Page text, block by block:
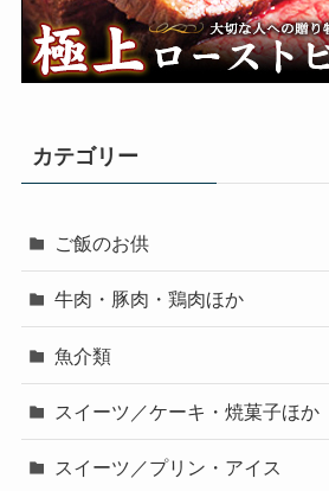
カテゴリー
ご飯のお供
牛肉・豚肉・鶏肉ほか
魚介類
スイーツ／ケーキ・焼菓子ほか
スイーツ／プリン・アイス